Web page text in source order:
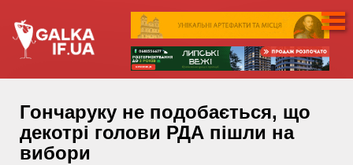
Гончаруку не подобається, що
декотрі голови РДА пішли на
вибори